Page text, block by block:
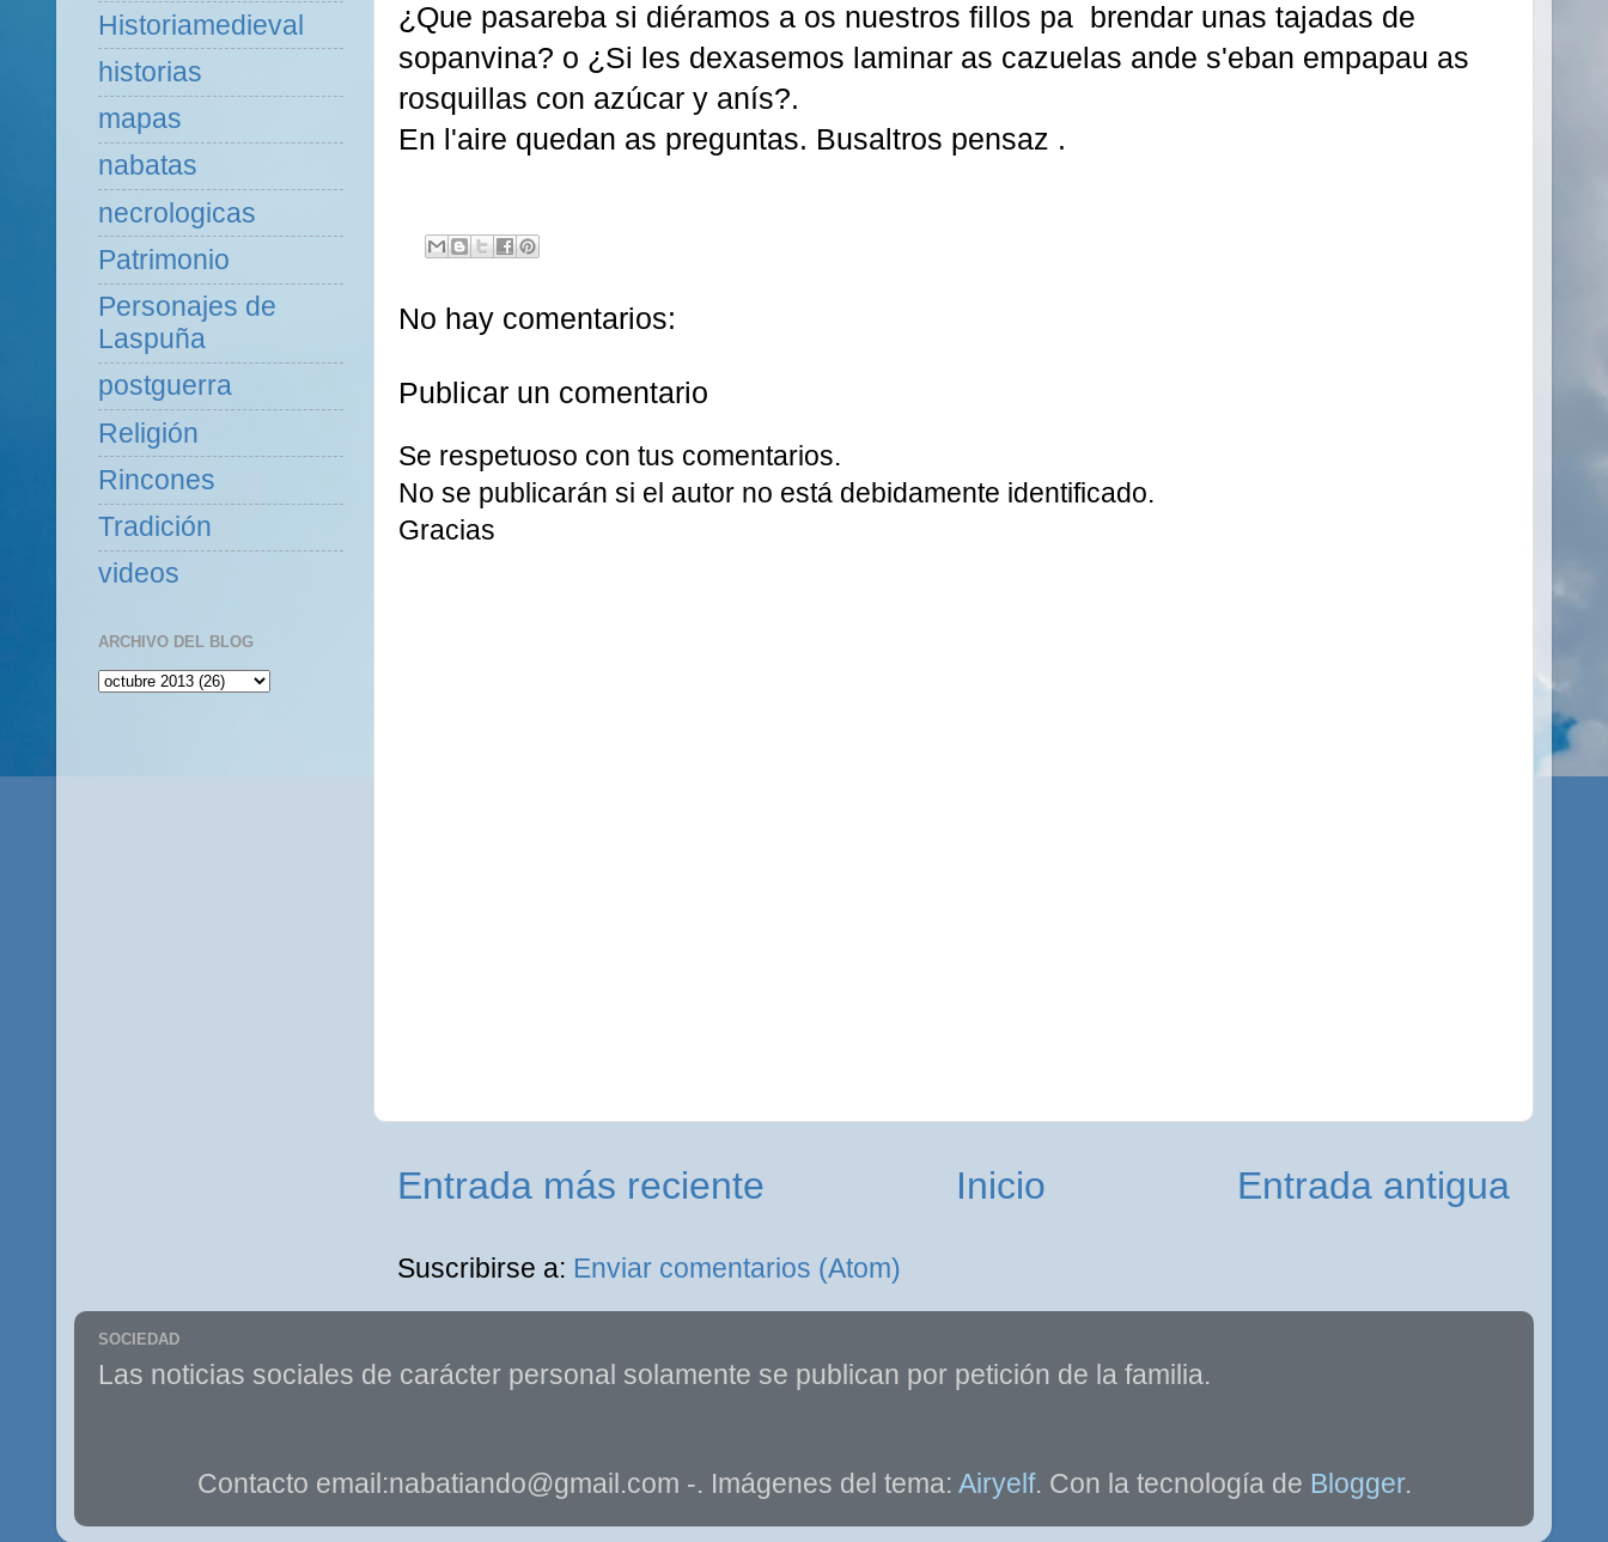
¿Que pasareba si diéramos a os nuestros fillos pa brendar unas tajadas de
sopanvina? o ¿Si les dexasemos laminar as cazuelas ande s'eban empapau as
rosquillas con azúcar y anís?.
En l'aire quedan as preguntas. Busaltros pensaz .
No hay comentarios:
Publicar un comentario
Se respetuoso con tus comentarios.
No se publicarán si el autor no está debidamente identificado.
Gracias
Entrada más reciente Entrada antigua
Inicio
Suscribirse a: Enviar comentarios (Atom)
Historiamedieval
historias
mapas
nabatas
necrologicas
Patrimonio
Personajes de
Laspuña
postguerra
Religión
Rincones
Tradición
videos
ARCHIVO DEL BLOG
SOCIEDAD
Las noticias sociales de carácter personal solamente se publican por petición de la familia.
Contacto email:nabatiando@gmail.com -. Imágenes del tema: Airyelf. Con la tecnología de Blogger.